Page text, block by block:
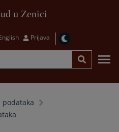
u Zenici
Prijava